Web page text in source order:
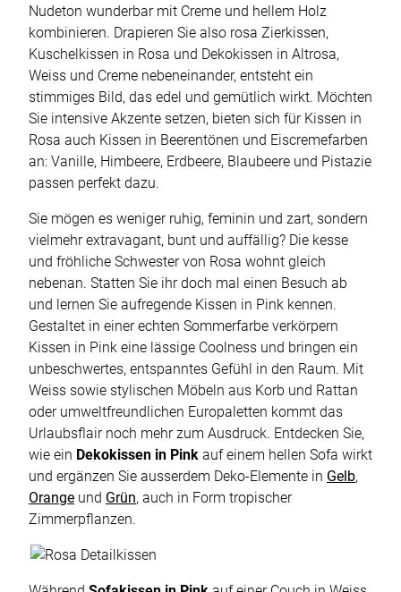
Nudeton wunderbar mit Creme und hellem Holz
kombinieren. Drapieren Sie also rosa Zierkissen,
Kuschelkissen in Rosa und Dekokissen in Altrosa,
Weiss und Creme nebeneinander, entsteht ein
stimmiges Bild, das edel und gemütlich wirkt. Möchten
Sie intensive Akzente setzen, bieten sich für Kissen in
Rosa auch Kissen in Beerentönen und Eiscremefarben
an: Vanille, Himbeere, Erdbeere, Blaubeere und Pistazie
passen perfekt dazu.
Sie mögen es weniger ruhig, feminin und zart, sondern
vielmehr extravagant, bunt und auffällig? Die kesse
und fröhliche Schwester von Rosa wohnt gleich
nebenan. Statten Sie ihr doch mal einen Besuch ab
und lernen Sie aufregende Kissen in Pink kennen.
Gestaltet in einer echten Sommerfarbe verkörpern
Kissen in Pink eine lässige Coolness und bringen ein
unbeschwertes, entspanntes Gefühl in den Raum. Mit
Weiss sowie stylischen Möbeln aus Korb und Rattan
oder umweltfreundlichen Europaletten kommt das
Urlaubsflair noch mehr zum Ausdruck. Entdecken Sie,
wie ein Dekokissen in Pink auf einem hellen Sofa wirkt
und ergänzen Sie ausserdem Deko-Elemente in Gelb,
Orange und Grün, auch in Form tropischer
Zimmerpflanzen.